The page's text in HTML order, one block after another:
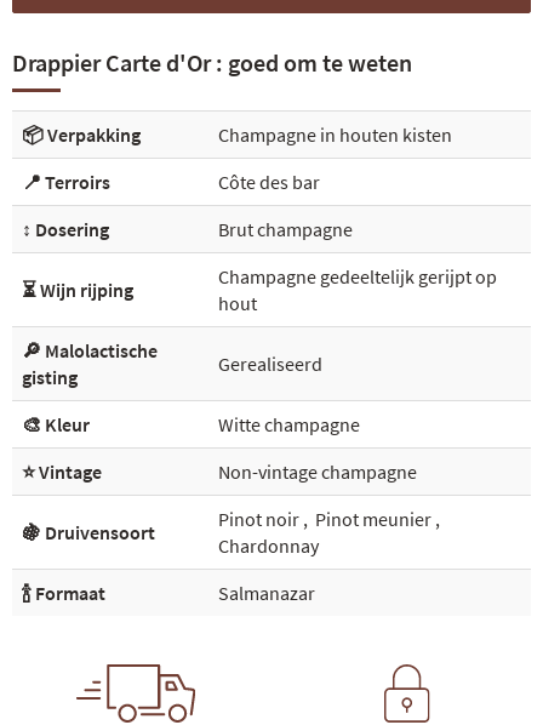
Drappier Carte d'Or : goed om te weten
📦 Verpakking
Champagne in houten kisten
📍 Terroirs
Côte des bar
↕️ Dosering
Brut champagne
⏳ Wijn rijping
Champagne gedeeltelijk gerijpt op
hout
🔎 Malolactische
gisting
Gerealiseerd
🎨 Kleur
Witte champagne
⭐ Vintage
Non-vintage champagne
🍇 Druivensoort
Pinot noir , Pinot meunier ,
Chardonnay
🍾 Formaat
Salmanazar